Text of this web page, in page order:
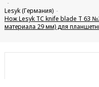
Lesyk (Германия)
Нож Lesyk TC knife blade T 63
материала 29 мм) для